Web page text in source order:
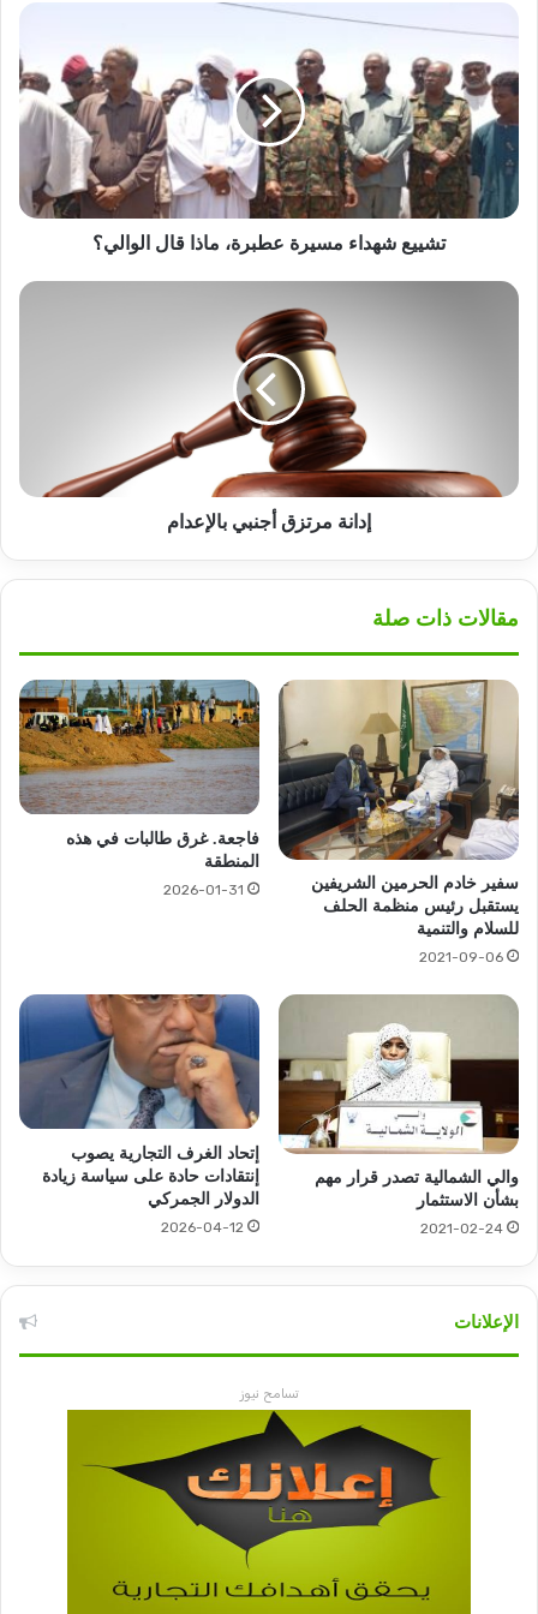
وزير مصري: لن نسمح ببناء سدود إثيوبية جديدة على
مجرى النيل
شهداء
مسيرة
عطبرة،
ماذا
قال
الوالي؟
تشييع شهداء مسيرة عطبرة، ماذا قال الوالي؟
إدانة
إدانة مرتزق أجنبي بالإعدام
مقالات ذات صلة
سفير خادم الحرمين الشريفين
يستقبل رئيس منظمة الحلف
للسلام والتنمية
2021-09-06
فاجعة. غرق طالبات في هذه
المنطقة
2026-01-31
والي الشمالية تصدر قرار مهم
بشأن الاستثمار
2021-02-24
إتحاد الغرف التجارية يصوب
إنتقادات حادة على سياسة زيادة
الدولار الجمركي
2026-04-12
الإعلانات
تسامح نيوز